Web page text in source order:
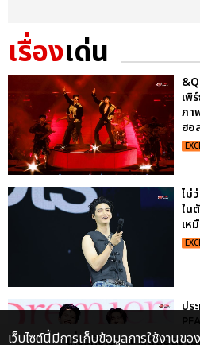
เรื่องเด่น
เพิ
ภา
ฮอ
ไม่
ใน
เห
ปร
เกี่ยวกับเรา ติดต่อลงโ
เว็บไซต์นี้มีการเก็บข้อมูลการใช้งานข